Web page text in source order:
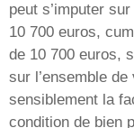
peut s’imputer
10 700 euros,
de 10 700 euros,
sur l’ensemble
sensiblement la
condition de bien